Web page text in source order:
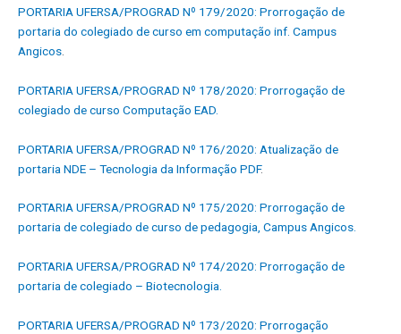
PORTARIA UFERSA/PROGRAD Nº 179/2020: Prorrogação de
portaria do colegiado de curso em computação inf. Campus
Angicos
PORTARIA UFERSA/PROGRAD Nº 178/2020: Prorrogação de
colegiado de curso Computação EAD.
PORTARIA UFERSA/PROGRAD Nº 176/2020: Atualização de
portaria NDE – Tecnologia da Informação PDF.
PORTARIA UFERSA/PROGRAD Nº 175/2020: Prorrogação de
portaria de colegiado de curso de pedagogia, Campus Angicos.
PORTARIA UFERSA/PROGRAD Nº 174/2020: Prorrogação de
portaria de colegiado – Biotecnologia.
PORTARIA UFERSA/PROGRAD Nº 173/2020: Prorrogação